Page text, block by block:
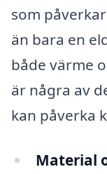
som
än bara en
både värme
är några av
kan påverka
Material